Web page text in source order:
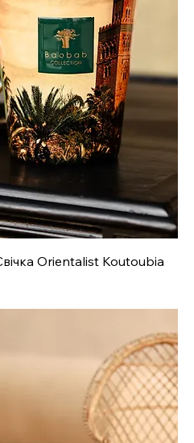
Orientalist Koutoubia